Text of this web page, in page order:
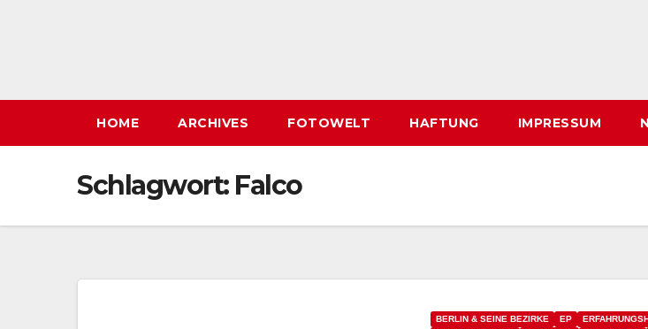
HOME ARCHIVES FOTOWELT HAFTUNG IMPRESSUM
Schlagwort: Falco
BERLIN & SEINE BEZIRKE EP